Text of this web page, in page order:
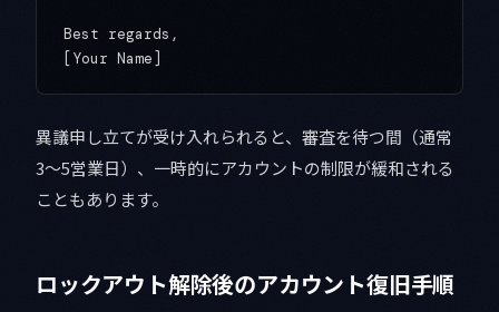
Best regards,
異議申し立てが受け入れられると、審査を待つ間（通常
3〜5営業日）、一時的にアカウントの制限が緩和される
こともあります。
ロックアウト解除後のアカウント復旧手順